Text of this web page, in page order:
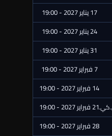
17 يناير 2027 - 19:00
24 يناير 2027 - 19:00
31 يناير 2027 - 19:00
7 فبراير 2027 - 19:00
14 فبراير 2027 - 19:00
21 فبراير 2027 - 19:00
28 فبراير 2027 - 19:00